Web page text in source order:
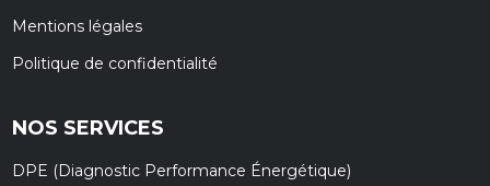
Mentions légales
Politique de confidentialité
NOS SERVICES
DPE (Diagnostic Performance Énergétique)